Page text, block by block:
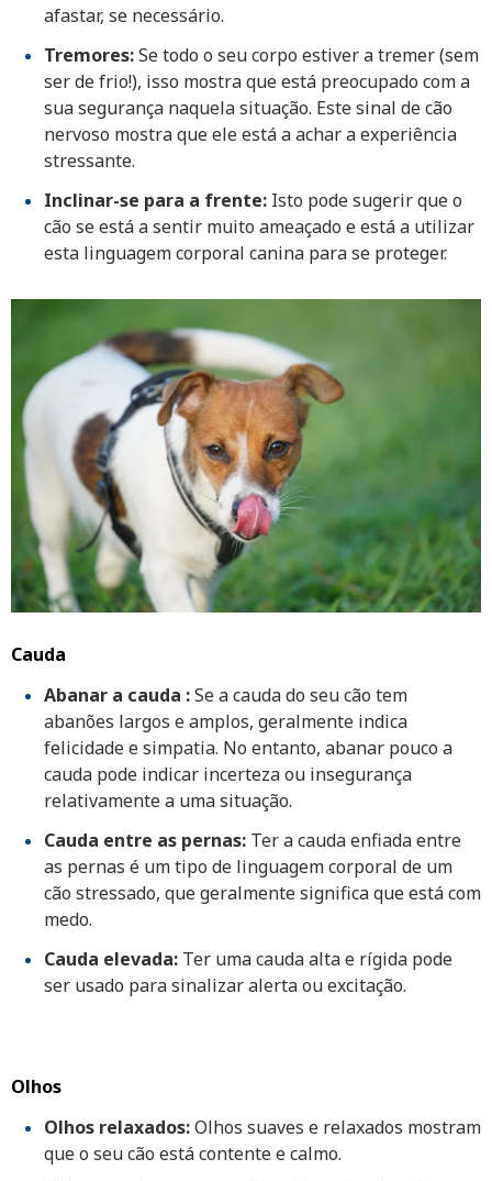
afastar, se necessário.
Tremores:Se todo o seu corpo estiver a tremer (sem
ser de frio!), isso mostra que está preocupado com a
sua segurança naquela situação. Este sinal de cão
nervoso mostra que ele está a achar a experiência
stressante.
Inclinar-se para a frente: Isto pode sugerir que o
cão se está a sentir muito ameaçado e está a utilizar
esta linguagem corporal canina para se proteger.
Cauda
Abanar a cauda :Se a cauda do seu cão tem
abanões largos e amplos, geralmente indica
felicidade e simpatia. No entanto, abanar pouco a
cauda pode indicar incerteza ou insegurança
relativamente a uma situação.
Cauda entre as pernas: Ter a cauda enfiada entre
as pernas é um tipo de linguagem corporal de um
cão stressado, que geralmente significa que está com
medo.
Cauda elevada: Ter uma cauda alta e rígida pode
ser usado para sinalizar alerta ou excitação.
Olhos
Olhos relaxados:Olhos suaves e relaxados mostram
que o seu cão está contente e calmo.